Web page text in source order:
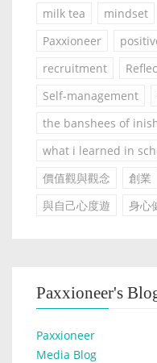
milk tea
mindset
Paxxioneer
recruitment
Self-management
the banshees of
what i learned in
價值觀與觀念
創業
與自己心度遊
身心
Paxxioneer's
Paxxioneer
Media Blog